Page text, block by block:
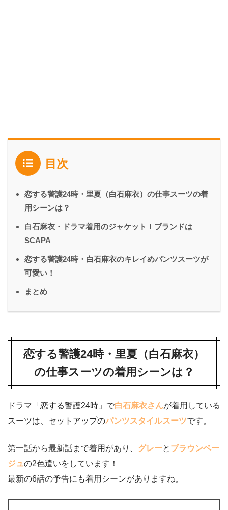
目次
恋する警護24時・里夏（白石麻衣）の仕事スーツの着
用シーンは？
白石麻衣・ドラマ着用のジャケット！ブランドは
SCAPA
恋する警護24時・白石麻衣のキレイめパンツスーツが
可愛い！
まとめ
恋する警護24時・里夏（白石麻衣）
の仕事スーツの着用シーンは？
ドラマ「恋する警護24時」で白石麻衣さんが着用している
スーツは、セットアップのパンツスタイルスーツです。
第一話から最新話まで着用があり、 グレーと ブラウンベー
ジュの2色遣いをしています！
最新の6話の予告にも着用シーンがありますね。